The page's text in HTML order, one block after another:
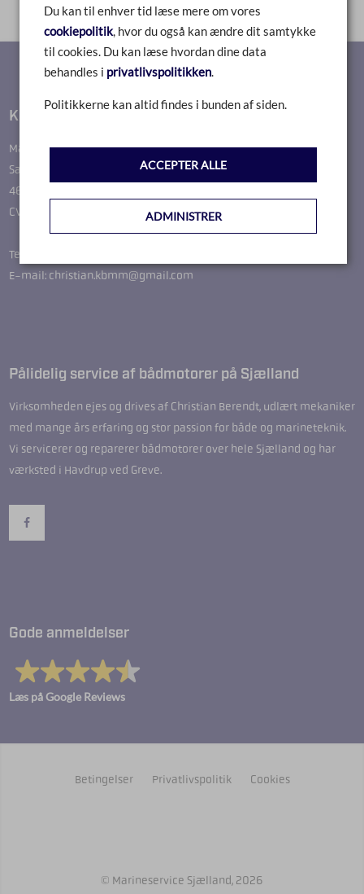
Kontakt
Marineservice Sjælland
Sallevvej 37
4622 Havdrup
CVR-nr.: 36664649
Telefon: 51244287
E-mail: christian.kbmm@gmail.com
Pålidelig service af bådmotorer på Sjælland
Virksomheden ejes og drives af Christian Berendt, udlært mekaniker
med mange års erfaring og stor passion for både og marineteknik.
Vi servicerer og reparerer bådmotorer over hele Sjælland og har
værksted i Havdrup ved Greve.
Gode anmeldelser
Læs på Google Reviews
Betingelser Privatlivspolitik Cookies
© Marineservice Sjælland, 2026
Du kan til enhver tid læse mere om vores
cookiepolitik, hvor du også kan ændre dit samtykke
til cookies. Du kan læse hvordan dine data
behandles i privatlivspolitikken.
Politikkerne kan altid findes i bunden af siden.
ACCEPTER ALLE
ADMINISTRER